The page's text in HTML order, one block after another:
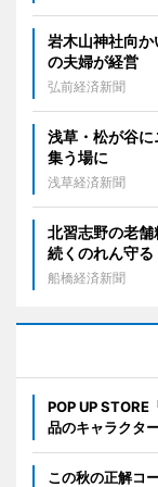
岩木山神社向
の夫婦が経営
弘前経済新聞
浅草・松が谷
集う場に
浅草経済新聞
北習志野の老
続くのれん守る
船橋経済新聞
POP UP STORE
品のキャラクタ
この秋の正解コ